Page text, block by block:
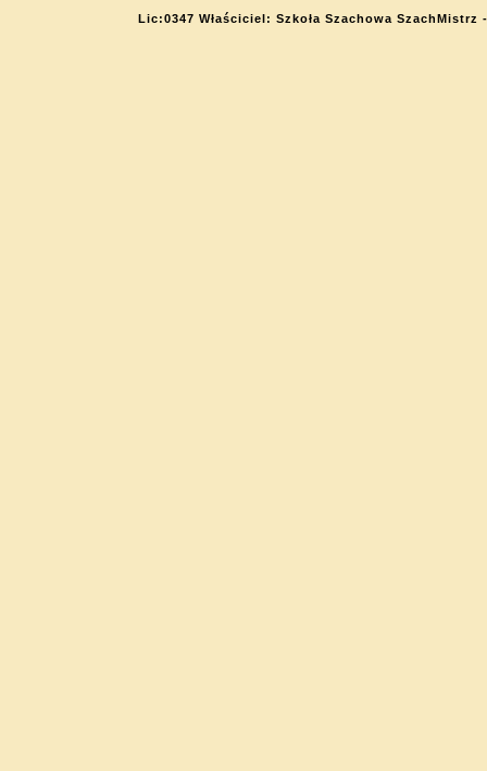
Lic:0347 Właściciel: Szkoła Szachowa SzachMistrz